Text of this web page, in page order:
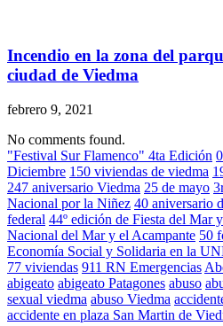
Incendio en la zona del
ciudad de Viedma
febrero 9, 2021
No comments found.
"Festival Sur Flamenco" 4ta Edición
Diciembre 150 viviendas de viedma
247 aniversario Viedma 25 de mayo
Nacional por la Niñez 40 aniversario
federal 44º edición de Fiesta del Mar
Nacional del Mar y el Acampante 50
Economía Social y Solidaria en la
77 viviendas 911 RN Emergencias
abigeato abigeato Patagones abuso
sexual viedma abuso Viedma
accidente en plaza San Martin de